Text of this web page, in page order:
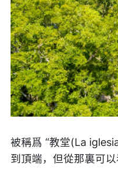
被稱爲 “教堂(La
到頂端，但從那裏可